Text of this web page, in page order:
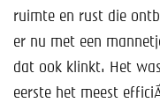
ruimte en rust die
er nu met een
dat ook klinkt. Het
eerste het meest